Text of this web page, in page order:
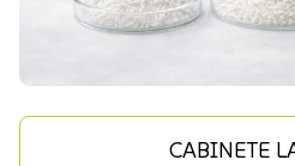
CABINETE